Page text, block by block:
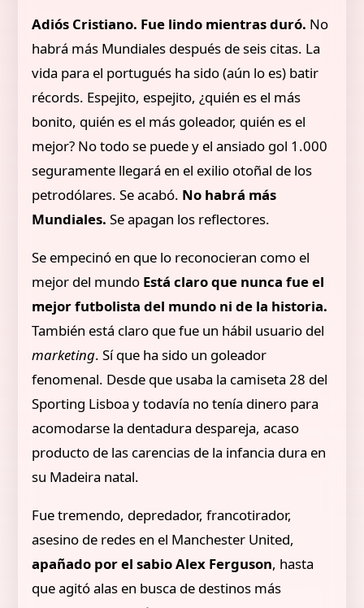
Adiós Cristiano. Fue lindo mientras duró. No
habrá más Mundiales después de seis citas. La
vida para el portugués ha sido (aún lo es) batir
récords. Espejito, espejito, ¿quién es el más
bonito, quién es el más goleador, quién es el
mejor? No todo se puede y el ansiado gol 1.000
seguramente llegará en el exilio otoñal de los
petrodólares. Se acabó. No habrá más
Mundiales.Se apagan los reflectores.
Se empecinó en que lo reconocieran como el
mejor del mundo Está claro que nunca fue el
mejor futbolista del mundo ni de la historia.
También está claro que fue un hábil usuario del
marketing. Sí que ha sido un goleador
fenomenal. Desde que usaba la camiseta 28 del
Sporting Lisboa y todavía no tenía dinero para
acomodarse la dentadura despareja, acaso
producto de las carencias de la infancia dura en
su Madeira natal.
Fue tremendo, depredador, francotirador,
asesino de redes en el Manchester United,
apañado por el sabio Alex Ferguson, hasta
que agitó alas en busca de destinos más